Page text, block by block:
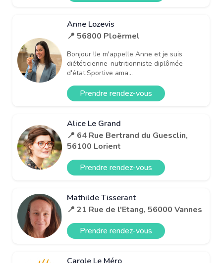
Anne Lozevis
📍 56800 Ploërmel
Bonjour !Je m'appelle Anne et je suis
diététicienne-nutritionniste diplômée
d'état.Sportive ama...
Prendre rendez-vous
Alice Le Grand
📍 64 Rue Bertrand du Guesclin,
56100 Lorient
Prendre rendez-vous
Mathilde Tisserant
📍 21 Rue de l'Etang, 56000 Vannes
Prendre rendez-vous